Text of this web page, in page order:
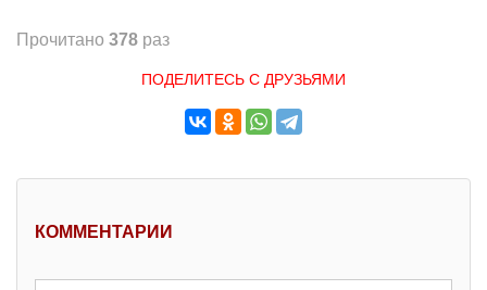
Прочитано 378 раз
ПОДЕЛИТЕСЬ С ДРУЗЬЯМИ
КОММЕНТАРИИ